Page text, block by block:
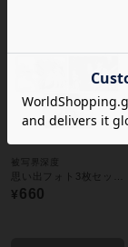
被写界深度
¥660